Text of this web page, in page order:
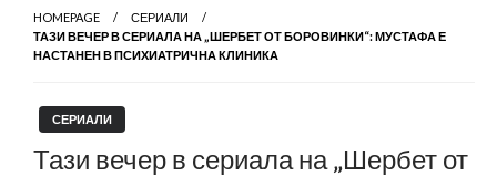
HOMEPAGE
СЕРИАЛИ
ТАЗИ ВЕЧЕР В СЕРИАЛА НА „ШЕРБЕТ ОТ БОРОВИНКИ“: МУСТАФА Е
НАСТАНЕН В ПСИХИАТРИЧНА КЛИНИКА
СЕРИАЛИ
Тази вечер в сериала на „Шербет от